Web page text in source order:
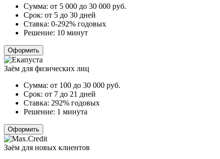
Сумма: от 5 000 до 30 000 руб.
Срок: от 5 до 30 дней
Ставка: 0-292% годовых
Решение: 10 минут
Оформить
Заём для физических лиц
Сумма: от 100 до 30 000 руб.
Срок: от 7 до 21 дней
Ставка: 292% годовых
Решение: 1 минута
Оформить
Заём для новых клиентов